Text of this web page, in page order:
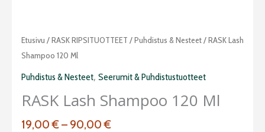
Etusivu /RASK RIPSITUOTTEET /Puhdistus & Nesteet/ RASK Lash
Shampoo 120 Ml
Puhdistus & Nesteet, Seerumit & Puhdistustuotteet
RASK Lash Shampoo 120 Ml
19,00€– 90,00€
Hintaluokka:
RASK
Lash
shampoo
ml